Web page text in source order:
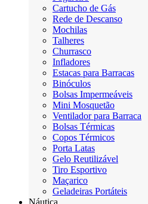
Cartucho de Gás
Rede de Descanso
Mochilas
Talheres
Churrasco
Infladores
Estacas para Barracas
Binóculos
Bolsas Impermeáveis
Mini Mosquetão
Ventilador para Barraca
Bolsas Térmicas
Copos Térmicos
Porta Latas
Gelo Reutilizável
Tiro Esportivo
Maçarico
Geladeiras Portáteis
Náutica